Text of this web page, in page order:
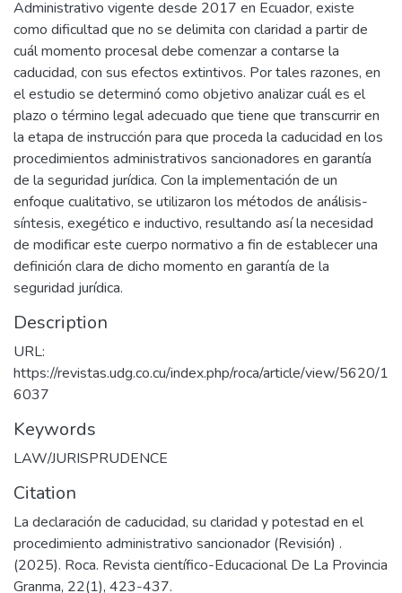
Administrativo vigente desde 2017 en Ecuador, existe
como dificultad que no se delimita con claridad a partir de
cuál momento procesal debe comenzar a contarse la
caducidad, con sus efectos extintivos. Por tales razones, en
el estudio se determinó como objetivo analizar cuál es el
plazo o término legal adecuado que tiene que transcurrir en
la etapa de instrucción para que proceda la caducidad en los
procedimientos administrativos sancionadores en garantía
de la seguridad jurídica. Con la implementación de un
enfoque cualitativo, se utilizaron los métodos de análisis-
síntesis, exegético e inductivo, resultando así la necesidad
de modificar este cuerpo normativo a fin de establecer una
definición clara de dicho momento en garantía de la
seguridad jurídica.
Description
URL:
https://revistas.udg.co.cu/index.php/roca/article/view/5620/1
6037
Keywords
LAW/JURISPRUDENCE
Citation
La declaración de caducidad, su claridad y potestad en el
procedimiento administrativo sancionador (Revisión) .
(2025). Roca. Revista científico-Educacional De La Provincia
Granma, 22(1), 423-437.